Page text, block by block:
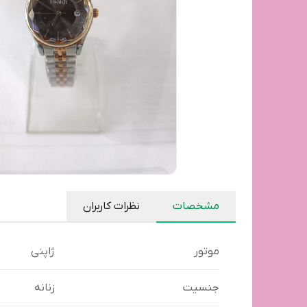
مشخصات نظرات کاربران
موتور ژاپنی
جنسیت زنانه